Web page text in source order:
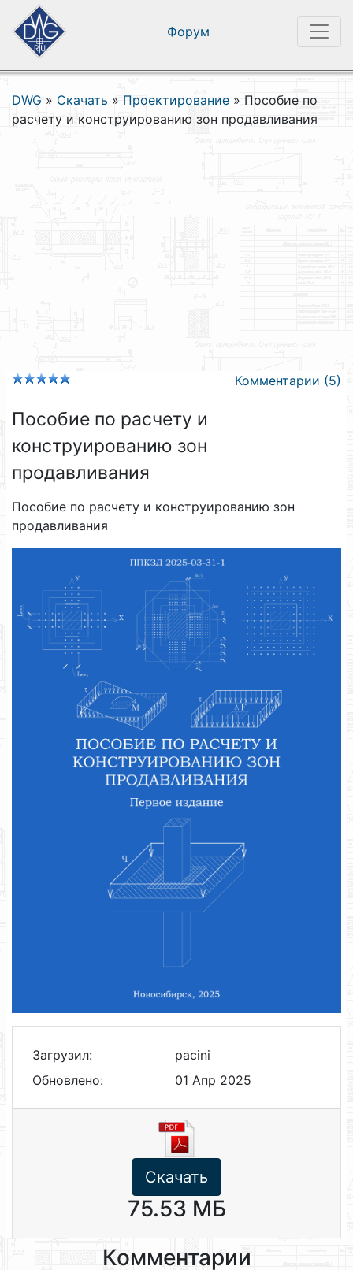
Форум
DWG » Скачать » Проектирование » Пособие по
расчету и конструированию зон продавливания
Комментарии (5)
Пособие по расчету и
конструированию зон
продавливания
Пособие по расчету и конструированию зон
продавливания
Загрузил:
pacini
Обновлено:
01 Апр 2025
Скачать
75.53 МБ
Комментарии